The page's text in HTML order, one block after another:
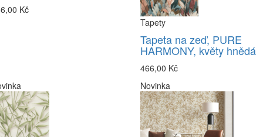
Kč
Tapety
Tapeta na zeď, PURE
HARMONY, květy hnědá
466,00 Kč
Novinka